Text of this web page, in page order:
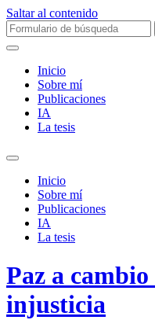
Saltar al contenido
Buscar:
Inicio
Sobre mí­
Publicaciones
IA
La tesis
Alternar
campo
búsqueda
Inicio
Sobre mí­
Publicaciones
IA
La tesis
Paz a
injusticia